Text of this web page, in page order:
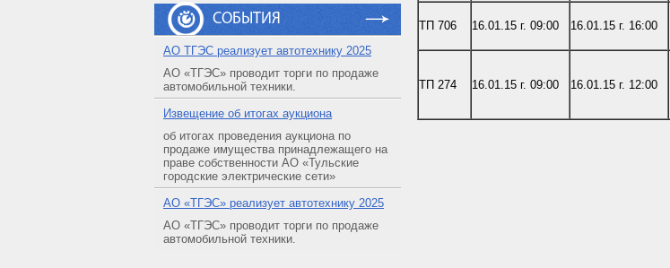
СОБЫТИЯ
АO ТГЭС реализует автотехнику 2025
АО «ТГЭС» проводит торги по продаже
автомобильной техники.
Извещение об итогах аукциона
об итогах проведения аукциона по
продаже имущества принадлежащего на
праве собственности АО «Тульские
городские электрические сети»
АO «ТГЭС» реализует автотехнику 2025
АО «ТГЭС» проводит торги по продаже
автомобильной техники.
ТП 706 16.01.15 г. 09:00 16.01.15 г. 16:00
ТП 274 16.01.15 г. 09:00 16.01.15 г. 12:00